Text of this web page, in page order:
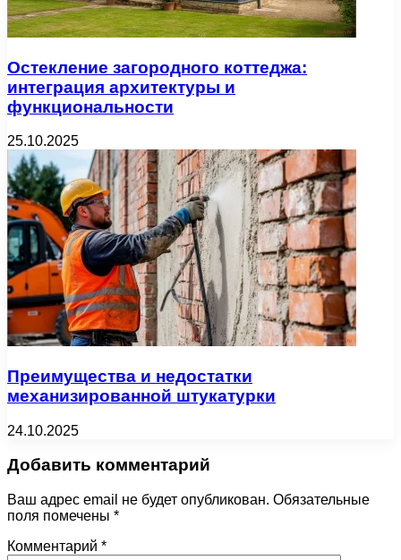
Остекление загородного коттеджа:
интеграция архитектуры и
функциональности
25.10.2025
Преимущества и недостатки
механизированной штукатурки
24.10.2025
Добавить комментарий
Ваш адрес email не будет опубликован. Обязательные
поля помечены *
Комментарий *